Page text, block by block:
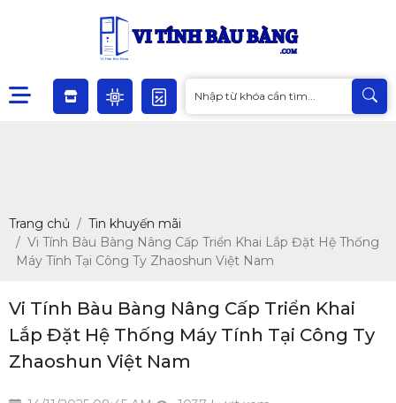
Trang chủ
Tin khuyến mãi
Vi Tính Bàu Bàng Nâng Cấp Triển Khai Lắp Đặt Hệ Thống
Máy Tính Tại Công Ty Zhaoshun Việt Nam
Vi Tính Bàu Bàng Nâng Cấp Triển Khai
Lắp Đặt Hệ Thống Máy Tính Tại Công Ty
Zhaoshun Việt Nam